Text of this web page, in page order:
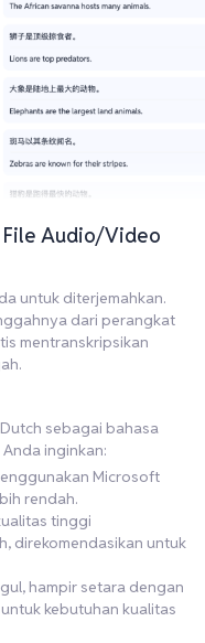
File Audio/Video
untuk diterjemahkan.
dari perangkat
mentranskripsikan
sebagai bahasa
inginkan:
Microsoft
rendah.
tinggi
direkomendasikan untuk
hampir setara dengan
kebutuhan kualitas